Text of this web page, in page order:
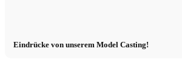
Devenir mannequin 2026
Eindrücke von unserem Model Casting!